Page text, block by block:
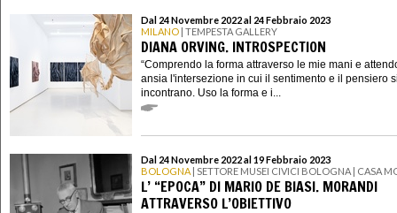
Dal 24 Novembre 2022 al 24 Febbraio 2023
MILANO | TEMPESTA GALLERY
DIANA ORVING. INTROSPECTION
“Comprendo la forma attraverso le mie mani e
ansia l'intersezione in cui il sentimento e il pensiero
incontrano. Uso la forma e i...
Dal 24 Novembre 2022 al 19 Febbraio 2023
BOLOGNA | SETTORE MUSEI CIVICI BOLOGNA | CASA
L’ “EPOCA” DI MARIO DE BIASI. MORANDI
ATTRAVERSO L’OBIETTIVO